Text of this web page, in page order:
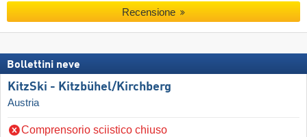
Recensione
Bollettini neve
KitzSki - Kitzbühel/​Kirchberg
Austria
Comprensorio sciistico chiuso